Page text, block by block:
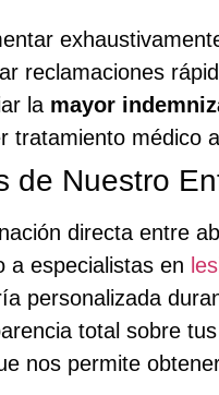
reclamaciones
la mayor
tratamiento médico
de Nuestro
directa entre
a especialistas en
personalizada
total sobre
nos permite